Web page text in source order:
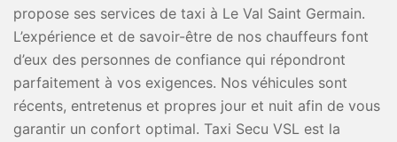
propose ses services de taxi à Le Val Saint Germain.
L’expérience et de savoir-être de nos chauffeurs font
d’eux des personnes de confiance qui répondront
parfaitement à vos exigences. Nos véhicules sont
récents, entretenus et propres jour et nuit afin de vous
garantir un confort optimal. Taxi Secu VSL est la